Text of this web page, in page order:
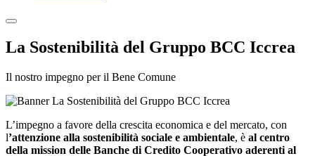
La Sostenibilità del Gruppo BCC Iccrea
Il nostro impegno per il Bene Comune
L’impegno a favore della crescita economica e del mercato, con
l’attenzione alla sostenibilità sociale e ambientale, è al centro
della mission delle Banche di Credito Cooperativo aderenti al